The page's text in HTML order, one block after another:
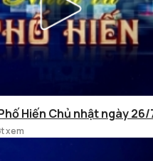
Hiến Chủ nhật ngày
xem